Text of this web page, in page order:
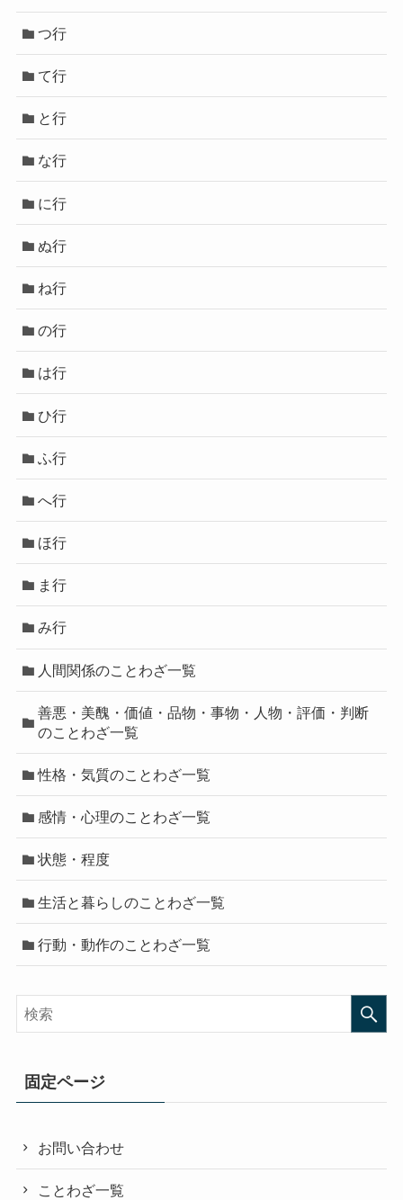
つ行
て行
と行
な行
に行
ぬ行
ね行
の行
は行
ひ行
ふ行
へ行
ほ行
ま行
み行
人間関係のことわざ一覧
善悪・美醜・価値・品物・事物・人物・評価・判断
のことわざ一覧
性格・気質のことわざ一覧
感情・心理のことわざ一覧
状態・程度
生活と暮らしのことわざ一覧
行動・動作のことわざ一覧
固定ページ
お問い合わせ
ことわざ一覧